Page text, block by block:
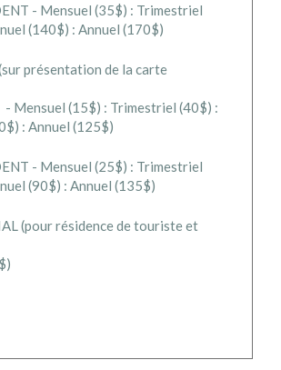
- Mensuel (35$) : Trimestriel
(140$) : Annuel (170$)
présentation de la carte
- Mensuel (15$) : Trimestriel (40$) :
: Annuel (125$)
- Mensuel (25$) : Trimestriel
(90$) : Annuel (135$)
(pour résidence detouristeet